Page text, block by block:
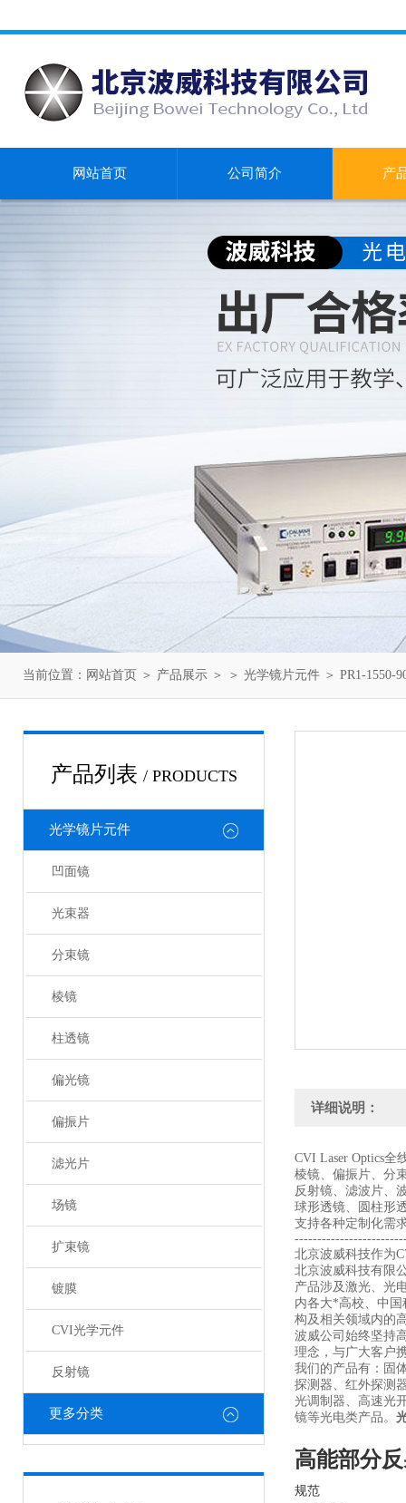
网站首页 公司简介 产
当前位置： 网站首页 ＞ 产品展示 ＞ ＞ 光学镜片元件 ＞ PR1-1550-
产品列表 / PRODUCTS
光学镜片元件
凹面镜
光束器
分束镜
棱镜
柱透镜
偏光镜
偏振片
滤光片
场镜
扩束镜
镀膜
CVI光学元件
反射镜
更多分类
详细说明：
CVI Laser Optics全
棱镜、偏振片、分
反射镜、滤波片、
球形透镜、圆柱形
支持各种定制化需
北京波威科技作为
北京波威科技有限
产品涉及激光、光
内各大*高校、中
构及相关领域内的
波威公司始终坚持
理念，与广大客户
我们的产品有：固
探测器、红外探测
光调制器、高速光
镜等光电类产品。
高能部分
规范